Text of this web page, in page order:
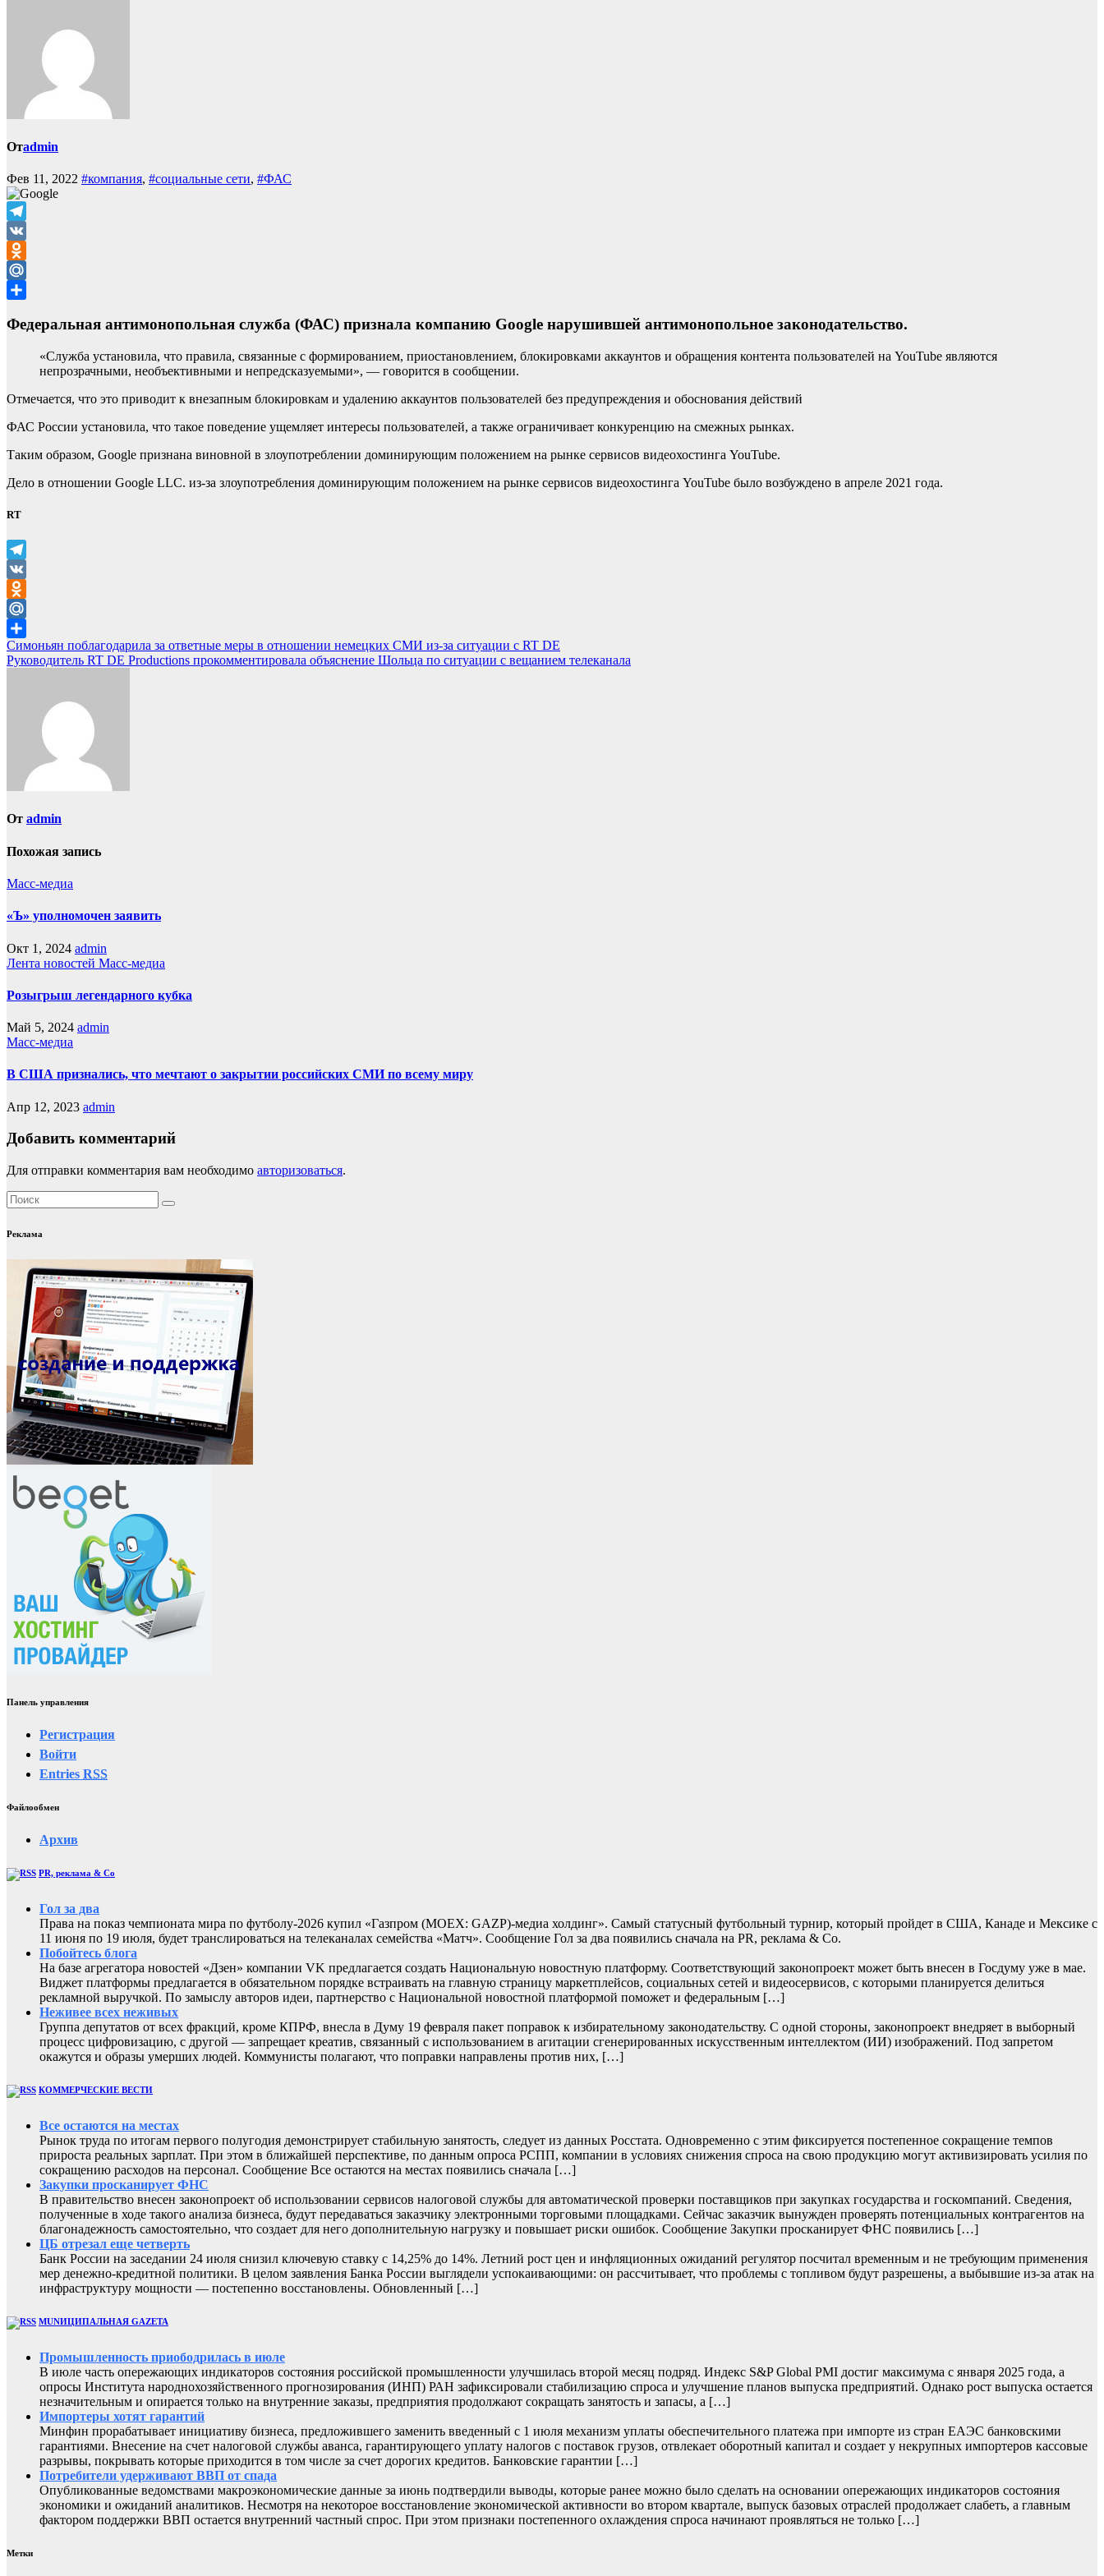
Отadmin
Фев 11, 2022 #компания, #социальные сети, #ФАС
Telegram
VK
Odnoklassniki
Mail.Ru
Федеральная антимонопольная служба (ФАС) признала компанию Google нарушившей антимонопольное законодательство.
«Служба установила, что правила, связанные с формированием, приостановлением, блокировками аккаунтов и обращения контента пользователей на YouTube являются
непрозрачными, необъективными и непредсказуемыми», — говорится в сообщении.
Отмечается, что это приводит к внезапным блокировкам и удалению аккаунтов пользователей без предупреждения и обоснования действий
ФАС России установила, что такое поведение ущемляет интересы пользователей, а также ограничивает конкуренцию на смежных рынках.
Таким образом, Google признана виновной в злоупотреблении доминирующим положением на рынке сервисов видеохостинга YouTube.
Дело в отношении Google LLC. из-за злоупотребления доминирующим положением на рынке сервисов видеохостинга YouTube было возбуждено в апреле 2021 года.
RT
Telegram
VK
Odnoklassniki
Mail.Ru
Отправить
Навигация
по
Симоньян поблагодарила за ответные меры в отношении немецких СМИ из-за ситуации с RT DE
Руководитель RT DE Productions прокомментировала объяснение Шольца по ситуации с вещанием телеканала
От admin
Похожая запись
Масс-медиа
«Ъ» уполномочен заявить
Окт 1, 2024 admin
Лента новостей Масс-медиа
Розыгрыш легендарного кубка
Май 5, 2024 admin
Масс-медиа
В США признались, что мечтают о закрытии российских СМИ по всему миру
Апр 12, 2023 admin
Добавить комментарий
Для отправки комментария вам необходимо авторизоваться.
Реклама
Панель управления
Регистрация
Войти
Entries RSS
Файлообмен
Архив
PR, реклама & Co
Гол за два
Права на показ чемпионата мира по футболу-2026 купил «Газпром (MOEX: GAZP)-медиа холдинг». Самый статусный футбольный турнир, который пройдет в США, Канаде и Мексике с
11 июня по 19 июля, будет транслироваться на телеканалах семейства «Матч». Сообщение Гол за два появились сначала на PR, реклама & Co.
Побойтесь блога
На базе агрегатора новостей «Дзен» компании VK предлагается создать Национальную новостную платформу. Соответствующий законопроект может быть внесен в Госдуму уже в мае.
Виджет платформы предлагается в обязательном порядке встраивать на главную страницу маркетплейсов, социальных сетей и видеосервисов, с которыми планируется делиться
рекламной выручкой. По замыслу авторов идеи, партнерство с Национальной новостной платформой поможет и федеральным […]
Неживее всех неживых
Группа депутатов от всех фракций, кроме КПРФ, внесла в Думу 19 февраля пакет поправок к избирательному законодательству. С одной стороны, законопроект внедряет в выборный
процесс цифровизацию, с другой — запрещает креатив, связанный с использованием в агитации сгенерированных искусственным интеллектом (ИИ) изображений. Под запретом
окажутся и образы умерших людей. Коммунисты полагают, что поправки направлены против них, […]
КОММЕРЧЕСКИЕ ВЕСТИ
Все остаются на местах
Рынок труда по итогам первого полугодия демонстрирует стабильную занятость, следует из данных Росстата. Одновременно с этим фиксируется постепенное сокращение темпов
прироста реальных зарплат. При этом в ближайшей перспективе, по данным опроса РСПП, компании в условиях снижения спроса на свою продукцию могут активизировать усилия по
сокращению расходов на персонал. Сообщение Все остаются на местах появились сначала […]
Закупки просканирует ФНС
В правительство внесен законопроект об использовании сервисов налоговой службы для автоматической проверки поставщиков при закупках государства и госкомпаний. Сведения,
полученные в ходе такого анализа бизнеса, будут передаваться заказчику электронными торговыми площадками. Сейчас заказчик вынужден проверять потенциальных контрагентов на
благонадежность самостоятельно, что создает для него дополнительную нагрузку и повышает риски ошибок. Сообщение Закупки просканирует ФНС появились […]
ЦБ отрезал еще четверть
Банк России на заседании 24 июля снизил ключевую ставку с 14,25% до 14%. Летний рост цен и инфляционных ожиданий регулятор посчитал временным и не требующим применения
мер денежно-кредитной политики. В целом заявления Банка России выглядели успокаивающими: он рассчитывает, что проблемы с топливом будут разрешены, а выбывшие из-за атак на
инфраструктуру мощности — постепенно восстановлены. Обновленный […]
MUNИЦИПАЛЬНАЯ GAZЕТА
Промышленность приободрилась в июле
В июле часть опережающих индикаторов состояния российской промышленности улучшилась второй месяц подряд. Индекс S&P Global PMI достиг максимума с января 2025 года, а
опросы Института народнохозяйственного прогнозирования (ИНП) РАН зафиксировали стабилизацию спроса и улучшение планов выпуска предприятий. Однако рост выпуска остается
незначительным и опирается только на внутренние заказы, предприятия продолжают сокращать занятость и запасы, а […]
Импортеры хотят гарантий
Минфин прорабатывает инициативу бизнеса, предложившего заменить введенный с 1 июля механизм уплаты обеспечительного платежа при импорте из стран ЕАЭС банковскими
гарантиями. Внесение на счет налоговой службы аванса, гарантирующего уплату налогов с поставок грузов, отвлекает оборотный капитал и создает у некрупных импортеров кассовые
разрывы, покрывать которые приходится в том числе за счет дорогих кредитов. Банковские гарантии […]
Потребители удерживают ВВП от спада
Опубликованные ведомствами макроэкономические данные за июнь подтвердили выводы, которые ранее можно было сделать на основании опережающих индикаторов состояния
экономики и ожиданий аналитиков. Несмотря на некоторое восстановление экономической активности во втором квартале, выпуск базовых отраслей продолжает слабеть, а главным
фактором поддержки ВВП остается внутренний частный спрос. При этом признаки постепенного охлаждения спроса начинают проявляться не только […]
Метки